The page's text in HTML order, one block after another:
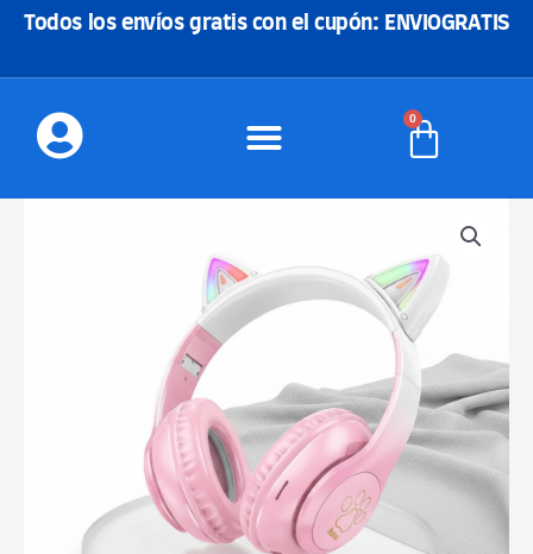
Todos los envíos gratis con el cupón: ENVIOGRATIS
0
Carrito